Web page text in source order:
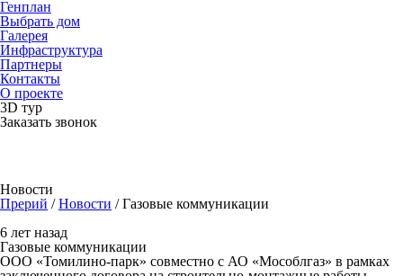
Генплан
Выбрать дом
Галерея
Инфраструктура
Партнеры
Контакты
О проекте
3D тур
Заказать звонок
Новости
Прерий /Новости /Газовые коммуникации
6 лет назад
Газовые коммуникации
ООО «Томилино-парк» совместно с АО «Мособлгаз» в рамках